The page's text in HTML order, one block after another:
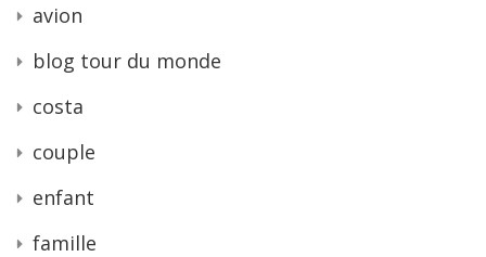
avion
blog tour du monde
costa
couple
enfant
famille